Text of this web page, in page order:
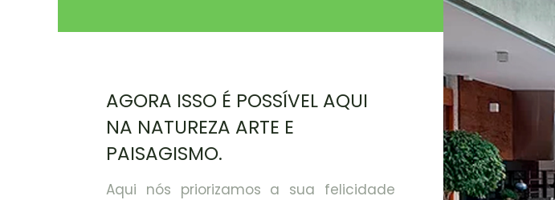
AGORA ISSO É POSSÍVEL AQUI
NA NATUREZA ARTE E
PAISAGISMO.
Aqui nós priorizamos a sua felicidade